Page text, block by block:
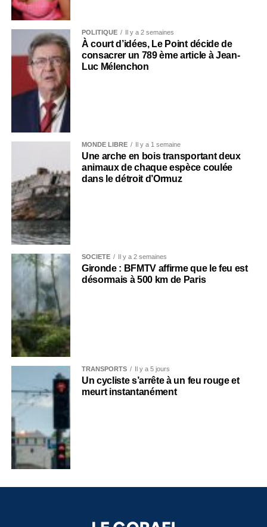
POLITIQUE Il y a 2 semaines
À court d’idées, Le Point décide de
consacrer un 789 ème article à Jean-
Luc Mélenchon
MONDE LIBRE Il y a 1 semaine
Une arche en bois transportant deux
animaux de chaque espèce coulée
dans le détroit d’Ormuz
SOCIÉTÉ Il y a 2 semaines
Gironde : BFMTV affirme que le feu est
désormais à 500 km de Paris
TRANSPORTS Il y a 5 jours
Un cycliste s’arrête à un feu rouge et
meurt instantanément